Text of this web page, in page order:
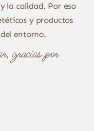
la calidad. Por eso
y productos
entorno.
gracias por